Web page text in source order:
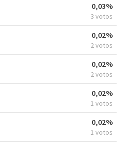
0,03%
3 votos
0,02%
2 votos
0,02%
2 votos
0,02%
1 votos
0,02%
1 votos